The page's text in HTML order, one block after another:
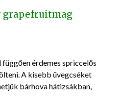
grapefruitmag
érdemes spriccelős
A kisebb üvegcséket
bárhova hátizsákban,